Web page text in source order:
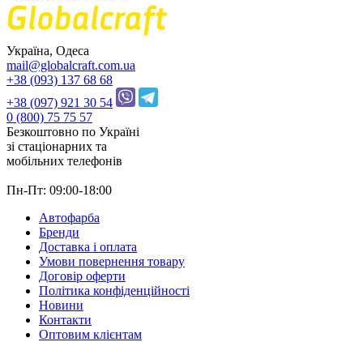
Україна, Одеса
mail@globalcraft.com.ua
+38 (093) 137 68 68
+38 (097) 921 30 54
0 (800) 75 75 57
Безкоштовно по Україні
зі стацiонарних та
мобільних телефонів
Пн-Пт: 09:00-18:00
Автофарба
Бренди
Доставка і оплата
Умови повернення товару
Договір оферти
Політика конфіденційності
Новини
Контакти
Оптовим клієнтам